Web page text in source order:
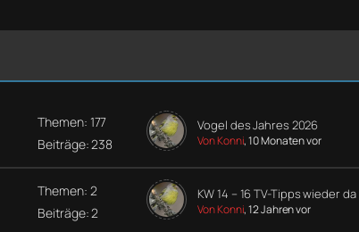
Themen: 177
Beiträge: 238
Vogel des Jahres 2026
Von Konni, 10 Monaten vor
Themen: 2
Beiträge: 2
KW 14 – 16 TV-Tipps wieder da
Von Konni, 12 Jahren vor